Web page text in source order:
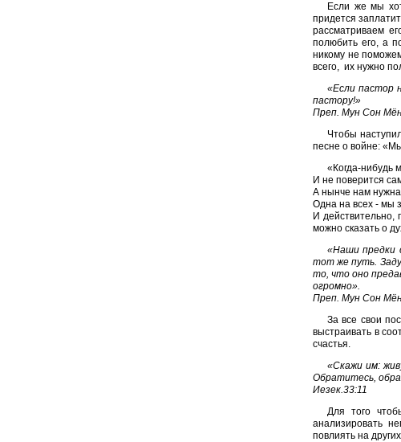
Если же мы
придется
рассматриваем
полюбить его, а
никому не
всего, их нужно
«Если пастор
пастору!»
Преп. Мун Сон
Чтобы
песне о войне:
«Когда-нибудь
И не поверится
А нынче нам
Одна на всех - мы
И действительно,
можно сказать о
«Наши предки
тот же путь.
то, что оно
огромно».
Преп. Мун Сон
За все свои
выстраивать в
счастья.
«Скажи им:
Обратитесь,
Иезек.33:11
Для того
анализировать
повлиять на